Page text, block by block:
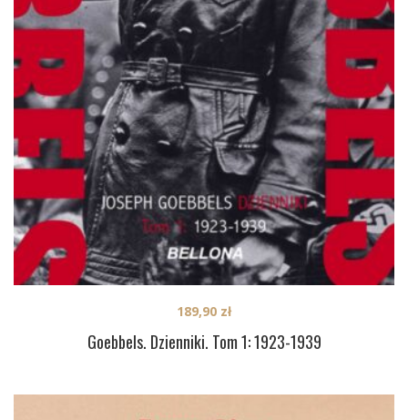
Goebbels. Dzienniki. Tom 1: 1923-1939
189,90 zł